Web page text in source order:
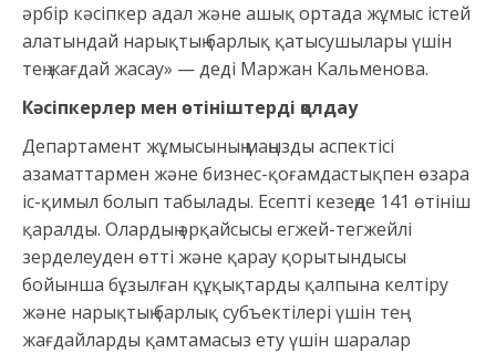
әрбір кәсіпкер адал және ашық ортада жұмыс істей
алатындай нарықтың барлық қатысушылары үшін
тең жағдай жасау» — деді Маржан Кальменова.
Кәсіпкерлер мен өтініштерді қолдау
Департамент жұмысының маңызды аспектісі
азаматтармен және бизнес-қоғамдастықпен өзара
іс-қимыл болып табылады. Есепті кезеңде 141 өтініш
қаралды. Олардың әрқайсысы егжей-тегжейлі
зерделеуден өтті және қарау қорытындысы
бойынша бұзылған құқықтарды қалпына келтіру
және нарықтың барлық субъектілері үшін тең
жағдайларды қамтамасыз ету үшін шаралар